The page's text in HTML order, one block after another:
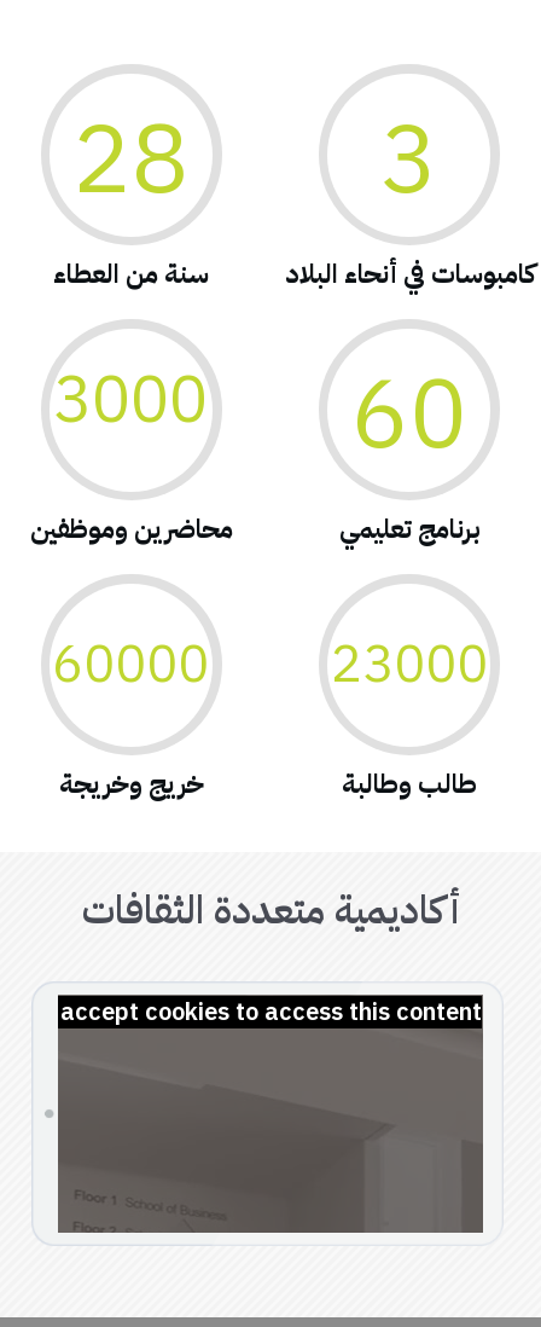
3
كامبوسات في أنحاء البلاد
28
سنة من العطاء
60
برنامج تعليمي
3000
محاضرين وموظفين
23000
طالب وطالبة
60000
خريج وخريجة
accept cookies to access this content
أكاديمية متعددة الثقافات